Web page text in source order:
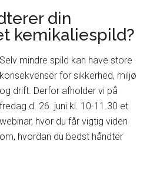
din
kemikaliespild?
Selv mindre spild kan have store
konsekvenser for sikkerhed, miljø
og drift. Derfor afholder vi på
fredag d. 26. juni kl. 10-11.30 et
webinar, hvor du får vigtig viden
om, hvordan du bedst håndter